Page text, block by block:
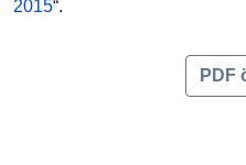
2015“.
PDF